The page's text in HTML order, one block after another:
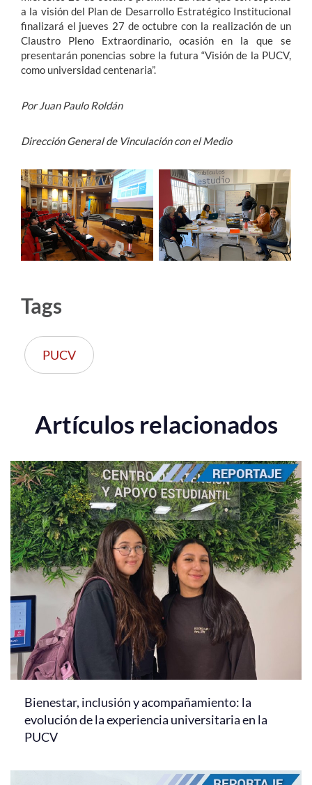
a la visión del Plan de Desarrollo Estratégico Institucional
finalizará el jueves 27 de octubre con la realización de un
Claustro Pleno Extraordinario, ocasión en la que se
presentarán ponencias sobre la futura “Visión de la PUCV,
como universidad centenaria”.
Por Juan Paulo Roldán
Dirección General de Vinculación con el Medio
Tags
PUCV
Artículos relacionados
Bienestar, inclusión y acompañamiento: la
evolución de la experiencia universitaria en la
PUCV